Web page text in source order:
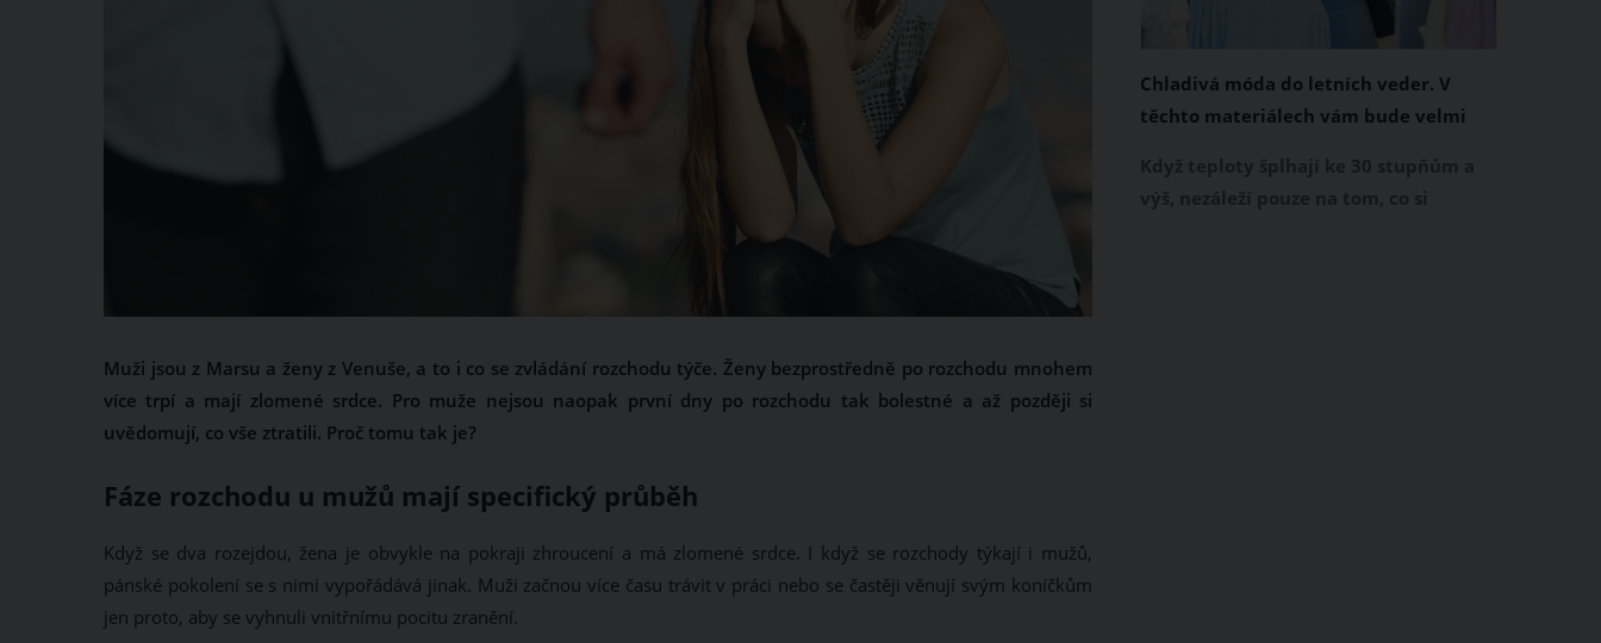
Muži jsou z Marsu a ženy z Venuše, a to i co se zvládání rozchodu týče. Ženy bezprostředně po rozchodu mnohem
více trpí a mají zlomené srdce. Pro muže nejsou naopak první dny po rozchodu tak bolestné a až později si
uvědomují, co vše ztratili. Proč tomu tak je?
Fáze rozchodu u mužů mají specifický průběh
Když se dva rozejdou, žena je obvykle na pokraji zhroucení a má zlomené srdce. I když se rozchody týkají i mužů,
pánské pokolení se s nimi vypořádává jinak. Muži začnou více času trávit v práci nebo se častěji věnují svým koníčkům
jen proto, aby se vyhnuli vnitřnímu pocitu zranění.
Chladivá móda do letních veder. V
těchto materiálech vám bude velmi